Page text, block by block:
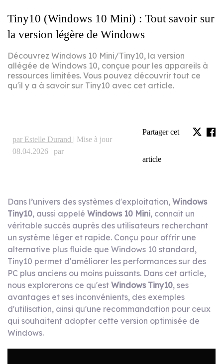
Tiny10 (Windows 10 Mini) : Tout savoir sur
la version légère de Windows
Découvrez Windows 10 Mini/Tiny10, la version
allégée de Windows 10, conçue pour les appareils à
ressources limitées. Vous pouvez découvrir tout ce
qu'il y a à savoir sur Tiny10 avec cet article.
par Estelle Durand | Mise à jour
08.04.2026 | par
Partager cet
article
Dans l’univers des systèmes d'exploitation, Windows
Tiny10, aussi appelé Windows 10 Mini, connaît un
véritable succès auprès des utilisateurs recherchant
un système léger et rapide. Conçu pour offrir une
alternative plus fluide que Windows 10 standard,
Tiny10 permet d'améliorer les performances sur des
PC plus anciens ou moins puissants. Dans cet article,
nous explorerons ce qu'est Windows Tiny10, ses
avantages et ses inconvénients, des exemples
d'utilisation, ainsi qu'une recommandation pour ceux
qui souhaitent adopter cette version optimisée de
Windows.